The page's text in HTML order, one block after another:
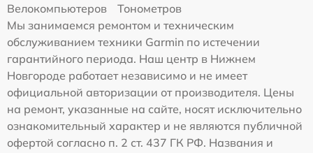
Велокомпьютеров
Тонометров
Мы занимаемся ремонтом и техническим
обслуживанием техники Garmin по истечении
гарантийного периода. Наш центр в Нижнем
Новгороде работает независимо и не имеет
официальной авторизации от производителя. Цены
на ремонт, указанные на сайте, носят исключительно
ознакомительный характер и не являются публичной
офертой согласно п. 2 ст. 437 ГК РФ. Названия и